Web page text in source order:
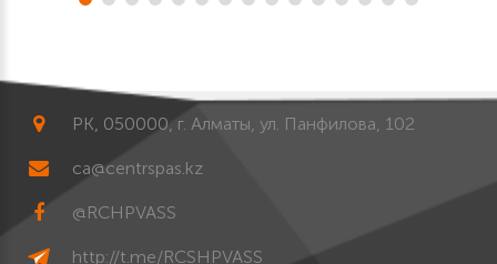
РК, 050000, г. Алматы, ул. Панфилова, 102
ca@centrspas.kz
@RCHPVASS
http://t.me/RCSHPVASS